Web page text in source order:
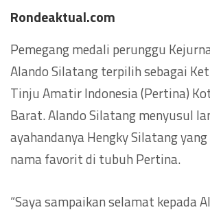
Rondeaktual.com
Pemegang medali perunggu
Alando Silatang terpilih sebagai
Tinju Amatir Indonesia (Pertina)
Barat. Alando Silatang menyusul
ayahandanya Hengky Silatang
nama favorit di tubuh Pertina.
“Saya sampaikan selamat kepada